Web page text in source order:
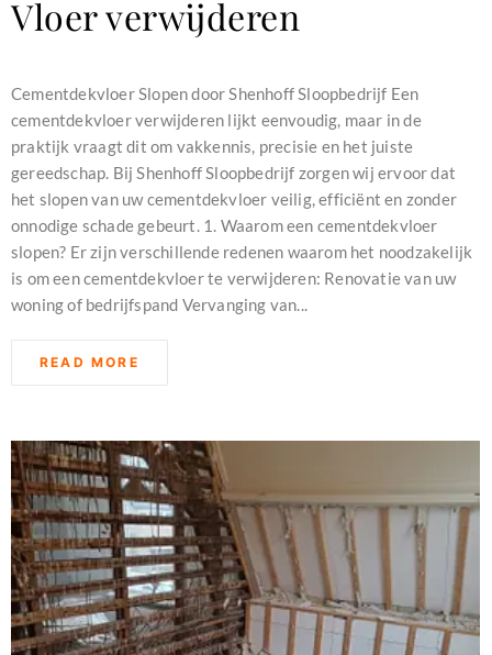
Vloer verwijderen
Cementdekvloer Slopen door Shenhoff Sloopbedrijf Een
cementdekvloer verwijderen lijkt eenvoudig, maar in de
praktijk vraagt dit om vakkennis, precisie en het juiste
gereedschap. Bij Shenhoff Sloopbedrijf zorgen wij ervoor dat
het slopen van uw cementdekvloer veilig, efficiënt en zonder
onnodige schade gebeurt. 1. Waarom een cementdekvloer
slopen? Er zijn verschillende redenen waarom het noodzakelijk
is om een cementdekvloer te verwijderen: Renovatie van uw
woning of bedrijfspand Vervanging van...
READ MORE